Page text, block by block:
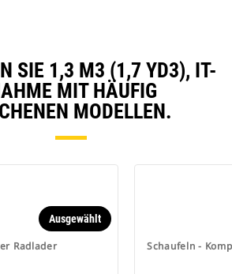
SIE 1,3 M3 (1,7 YD3), IT-
MIT HÄUFIG
MODELLEN.
Radlader
Ausgewählt
Schaufeln -